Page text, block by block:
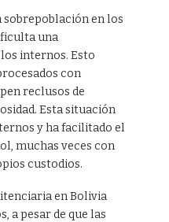
sobrepoblación en los
una
internos. Esto
con
reclusos de
Esta situación
y ha facilitado el
muchas veces con
custodios.
en Bolivia
a pesar de que las